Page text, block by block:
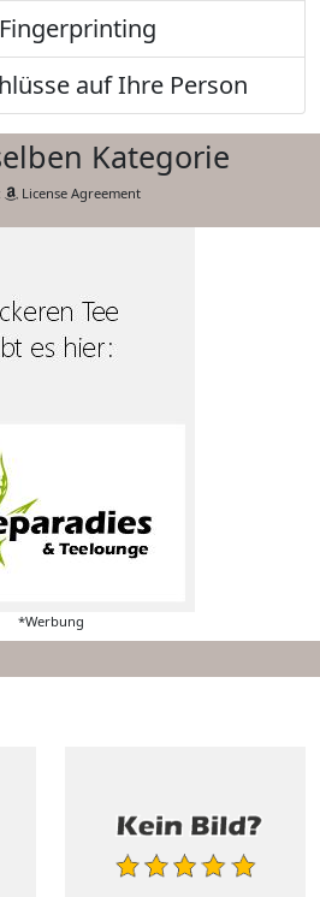
auf Ihre Person
Kategorie
License Agreement
*Werbung